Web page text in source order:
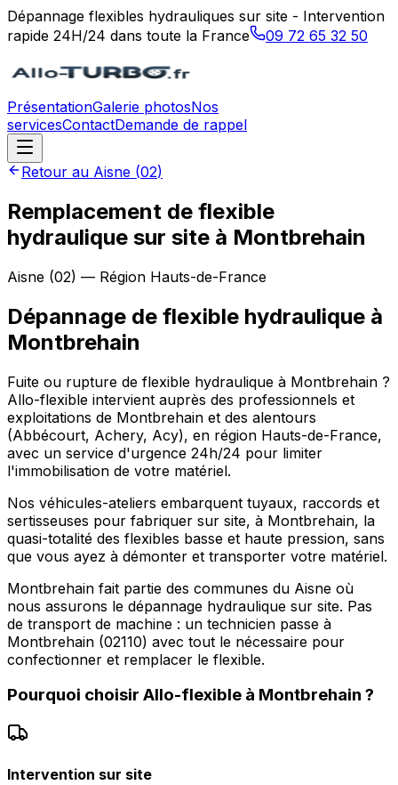
Dépannage flexibles hydrauliques sur site - Intervention
rapide 24H/24 dans toute la France
09 72 65 32 50
PrésentationGalerie photosNos
servicesContactDemande de rappel
Retour au Aisne (02)
Remplacement de flexible
hydraulique sur site à Montbrehain
Aisne (02) — Région Hauts-de-France
Dépannage de flexible hydraulique à
Montbrehain
Fuite ou rupture de flexible hydraulique à Montbrehain ?
Allo-flexible intervient auprès des professionnels et
exploitations de Montbrehain et des alentours
(Abbécourt, Achery, Acy), en région Hauts-de-France,
avec un service d'urgence 24h/24 pour limiter
l'immobilisation de votre matériel.
Nos véhicules-ateliers embarquent tuyaux, raccords et
sertisseuses pour fabriquer sur site, à Montbrehain, la
quasi-totalité des flexibles basse et haute pression, sans
que vous ayez à démonter et transporter votre matériel.
Montbrehain fait partie des communes du Aisne où
nous assurons le dépannage hydraulique sur site. Pas
de transport de machine : un technicien passe à
Montbrehain (02110) avec tout le nécessaire pour
confectionner et remplacer le flexible.
Pourquoi choisir Allo-flexible à Montbrehain ?
Intervention sur site